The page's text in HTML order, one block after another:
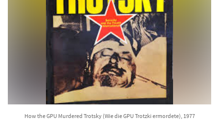
How the GPU Murdered Trotsky (Wie die GPU Trotzki ermordete), 1977